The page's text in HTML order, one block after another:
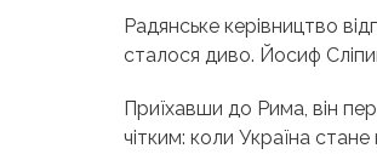
Радянське керівництво
сталося диво. Йосиф
Приїхавши до Рима, він
чітким: коли Україна